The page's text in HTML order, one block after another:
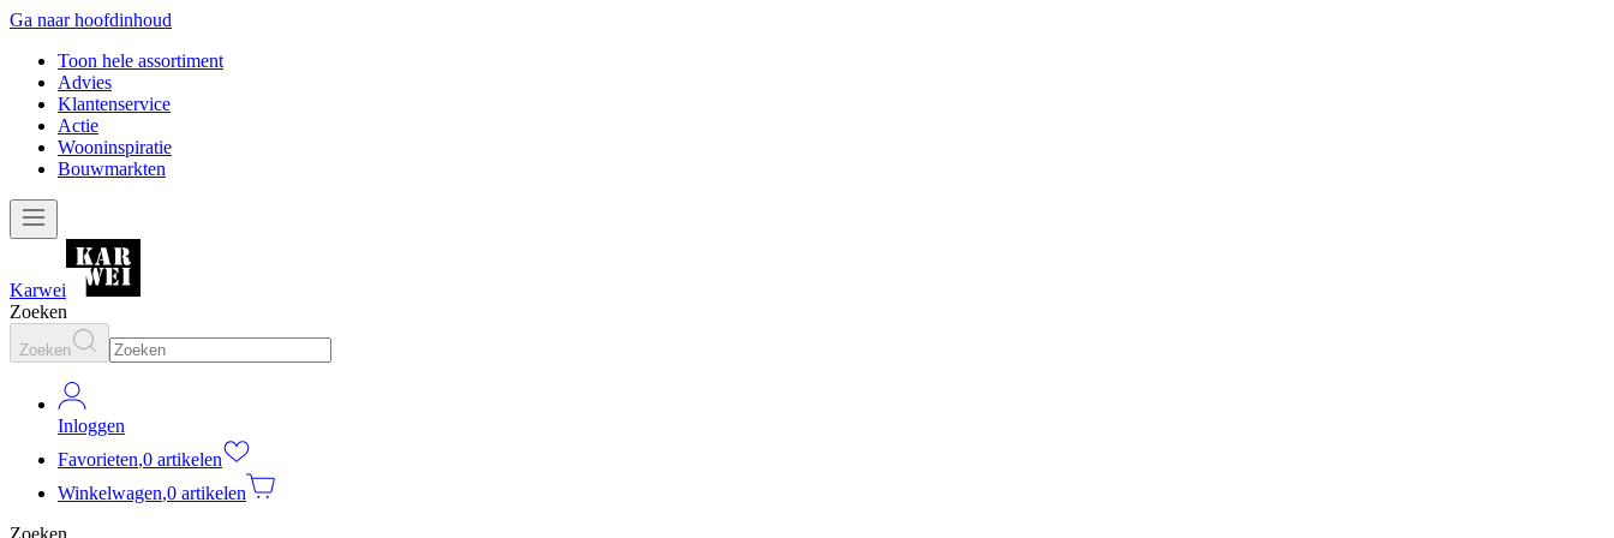
Ga naar hoofdinhoud
Toon hele assortiment
Advies
Klantenservice
Actie
Wooninspiratie
Bouwmarkten
Karwei
Zoeken
Zoeken
Inloggen
Favorieten,0 artikelen
Winkelwagen,0 artikelen
Zoeken